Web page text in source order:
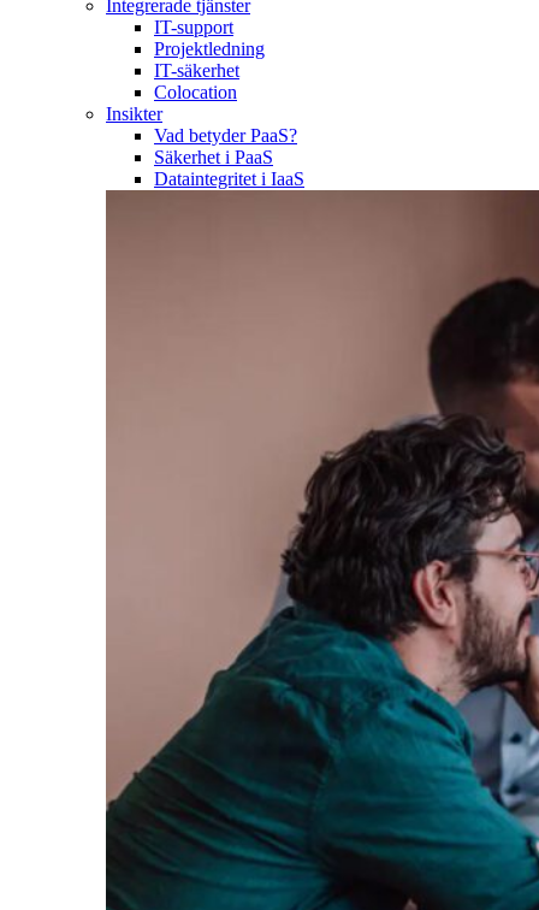
Integrerade tjänster
IT-support
Projektledning
IT-säkerhet
Colocation
Insikter
Vad betyder PaaS?
Säkerhet i PaaS
Dataintegritet i IaaS